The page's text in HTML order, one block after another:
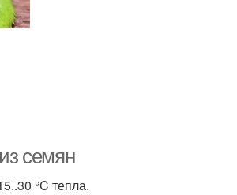
семян
°C тепла.